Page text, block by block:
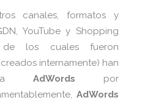
canales, formatos y
YouTube y Shopping
los cuales fueron
internamente) han
a AdWords por
AdWords